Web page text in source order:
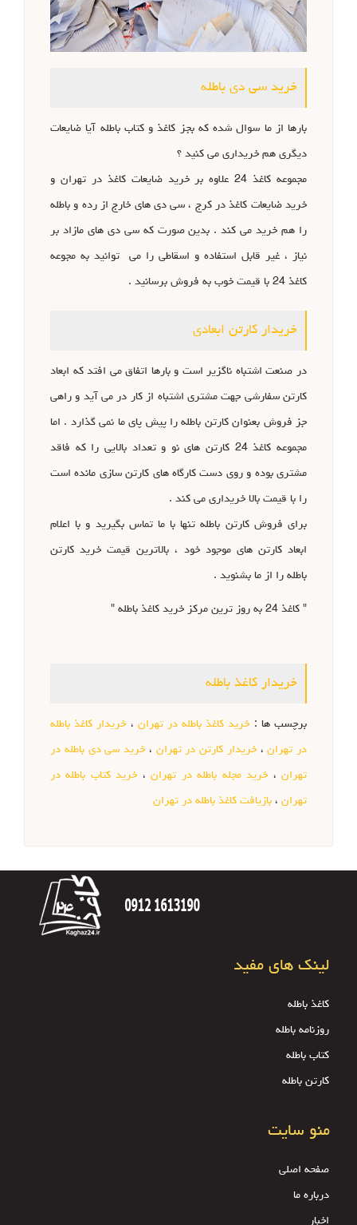
خرید سی دی باطله
بارها از ما سوال شده که بجز کاغذ و کتاب باطله آیا ضایعات
دیگری هم خریداری می کنید ؟
مجموعه کاغذ 24 علاوه بر خرید ضایعات کاغذ در تهران و
خرید ضایعات کاغذ در کرج ، سی دی های خارج از رده و باطله
را هم خرید می کند . بدین صورت که سی دی های مازاد بر
نیاز ، غیر قابل استفاده و اسقاطی را می توانید به مجوعه
کاغذ 24 با قیمت خوب به فروش برسانید .
خریدار کارتن ابعادی
در صنعت اشتباه ناگزیر است و بارها اتفاق می افتد که ابعاد
کارتن سفارشی جهت مشتری اشتباه از کار در می آید و راهی
جز فروش بعنوان کارتن باطله را پیش پای ما نمی گذارد . اما
مجموعه کاغذ 24 کارتن های نو و تعداد بالایی را که فاقد
مشتری بوده و روی دست کارگاه های کارتن سازی مانده است
را با قیمت بالا خریداری می کند .
برای فروش کارتن باطله تنها با ما تماس بگیرید و با اعلام
ابعاد کارتن های موجود خود ، بالاترین قیمت خرید کارتن
باطله را از ما بشنوید .
" کاغذ 24 به روز ترین مرکز خرید کاغذ باطله "
خریدار کاغذ باطله
برچسب ها : خرید کاغذ باطله در تهران ، خریدار کاغذ باطله
در تهران،خریدار کارتن در تهران ، خرید سی دی باطله در
تهران، خرید مجله باطله در تهران، خرید کتاب باطله در
تهران ، بازیافت کاغذ باطله در تهران
لینک های مفید
کاغذ باطله
روزنامه باطله
کتاب باطله
کارتن باطله
منو سایت
صفحه اصلی
درباره ما
اخبار